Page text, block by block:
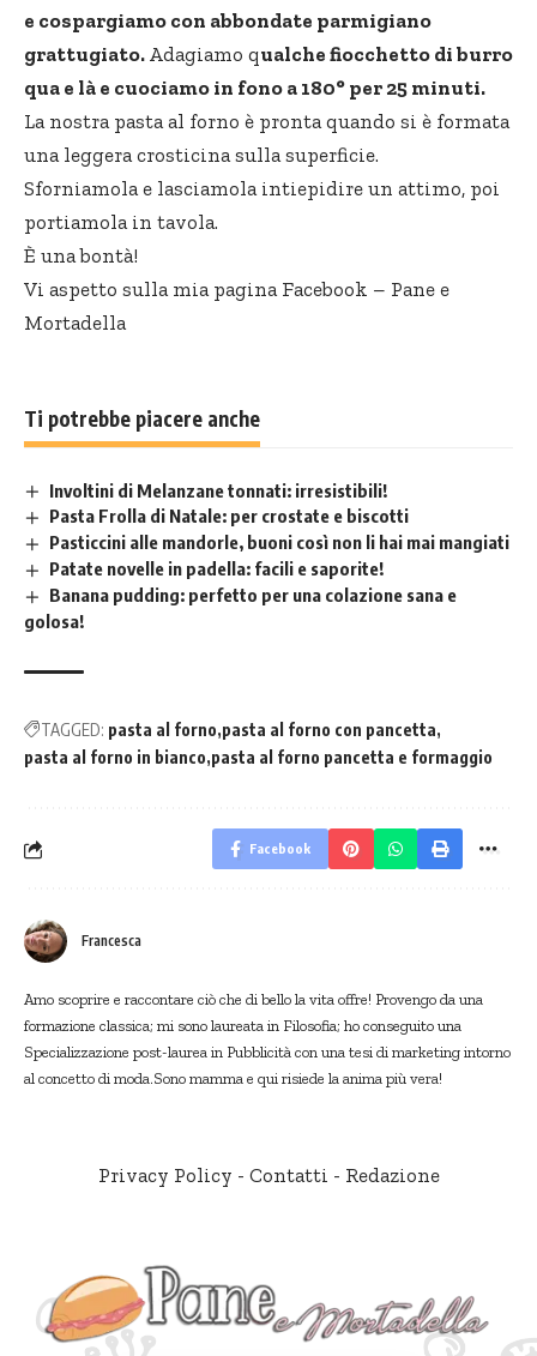
e cospargiamo con abbondate parmigiano
grattugiato. Adagiamo qualche fiocchetto di burro
qua e là e cuociamo in fono a 180° per 25 minuti.
La nostra pasta al forno è pronta quando si è formata
una leggera crosticina sulla superficie.
Sforniamola e lasciamola intiepidire un attimo, poi
portiamola in tavola.
È una bontà!
Vi aspetto sulla mia pagina Facebook – Pane e
Mortadella
Ti potrebbe piacere anche
Involtini di Melanzane tonnati: irresistibili!
Pasta Frolla di Natale: per crostate e biscotti
Pasticcini alle mandorle, buoni così non li hai mai mangiati
Patate novelle in padella: facili e saporite!
Banana pudding: perfetto per una colazione sana e
golosa!
TAGGED: pasta al forno pasta al forno con pancetta
pasta al forno in bianco pasta al forno pancetta e formaggio
Facebook
Francesca
Amo scoprire e raccontare ciò che di bello la vita offre! Provengo da una
formazione classica; mi sono laureata in Filosofia; ho conseguito una
Specializzazione post-laurea in Pubblicità con una tesi di marketing intorno
al concetto di moda.Sono mamma e qui risiede la anima più vera!
Privacy Policy - Contatti - Redazione